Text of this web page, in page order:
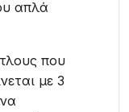
απλά
που
με 3